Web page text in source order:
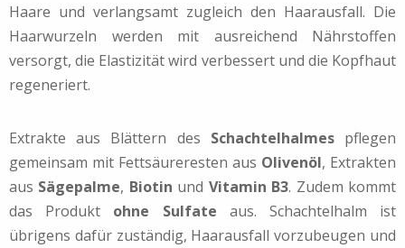
Haare und verlangsamt zugleich den Haarausfall. Die
Haarwurzeln werden mit ausreichend Nährstoffen
versorgt, die Elastizität wird verbessert und die Kopfhaut
regeneriert.
Extrakte aus Blättern des Schachtelhalmespflegen
gemeinsam mit Fettsäureresten aus Olivenöl, Extrakten
aus Sägepalme, Biotin und Vitamin B3. Zudem kommt
das Produkt ohne Sulfate aus. Schachtelhalm ist
übrigens dafür zuständig, Haarausfall vorzubeugen und